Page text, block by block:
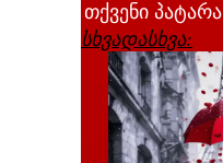
თქვენი პატარა
სხვადასხვა: